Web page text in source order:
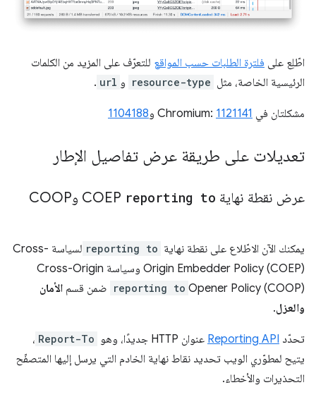
اطّلِع على فلترة الطلبات حسب المواقع للتعرّف على المزيد من الكلمات
الرئيسية الخاصة، مثل resource-type و url
.
مشكلتان في Chromium: 1121141 و1104188
تعديلات على طريقة عرض تفاصيل الإطار
عرض نقطة نهاية reporting to
يمكنك الآن الاطّلاع على نقطة نهاية reporting to
لسياسة Cross-
Origin Embedder Policy (COEP) وسياسة Cross-Origin
Opener Policy (COOP)
reporting to ضمن قسم الأمان
والعزل.
تحدّد Reporting API عنوان HTTP جديدًا، وهو Report-To ،
يتيح لمطوّري الويب تحديد نقاط نهاية الخادم التي يرسل إليها المتصفّح
التحذيرات والأخطاء.